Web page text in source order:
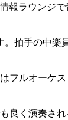
報ラウンジ
拍手の中楽
フルオーケ
良く演奏さ